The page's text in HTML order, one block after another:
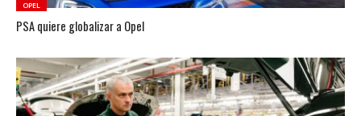
OPEL
PSA quiere globalizar a Opel